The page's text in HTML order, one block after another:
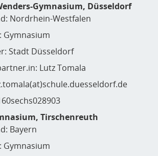
Gymnasium, Düsseldorf
Nordrhein-Westfalen
Gymnasium
Stadt Düsseldorf
Lutz Tomala
Tirschenreuth
Bayern
Gymnasium